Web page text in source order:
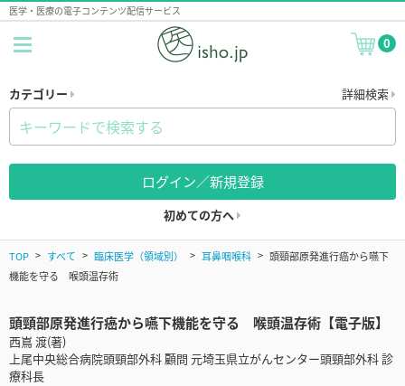
医学・医療の電子コンテンツ配信サービス
0
カテゴリー 詳細検索
ログイン／新規登録
初めての方へ
TOP すべて 臨床医学（領域別） 耳鼻咽喉科
頭頸部原発進行癌から嚥下
機能を守る 喉頭温存術
頭頸部原発進行癌から嚥下機能を守る 喉頭温存術【電子版】
西嶌 渡(著)
上尾中央総合病院頭頸部外科 顧問 元埼玉県立がんセンター頭頸部外科 診
療科長